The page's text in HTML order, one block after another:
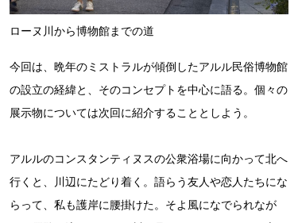
ローヌ川から博物館までの道
今回は、晩年のミストラルが傾倒したアルル民俗博物館
の設立の経緯と、そのコンセプトを中心に語る。個々の
展示物については次回に紹介することとしよう。
アルルのコンスタンティヌスの公衆浴場に向かって北へ
行くと、川辺にたどり着く。語らう友人や恋人たちにな
らって、私も護岸に腰掛けた。そよ風になでられなが